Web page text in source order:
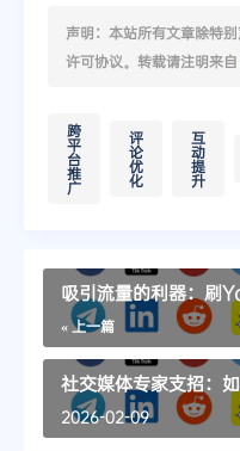
声明：本站所有文章除特
许可协议。转载请注明来自
跨
平
台
推
广
评
论
优
化
互
动
提
升
吸引流量的利器：刷
« 上一篇
社交媒体专家支招：
丝
2026-02-09